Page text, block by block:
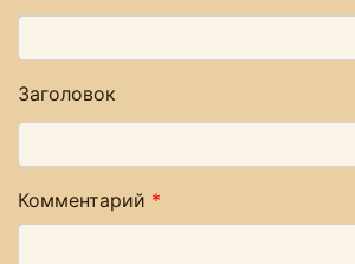
Заголовок
Комментарий *